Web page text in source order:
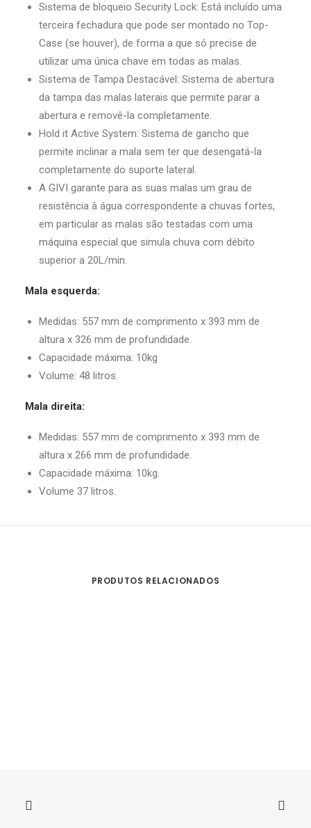
Sistema de bloqueio Security Lock: Está incluído uma
terceira fechadura que pode ser montado no Top-
Case (se houver), de forma a que só precise de
utilizar uma única chave em todas as malas.
Sistema de Tampa Destacável: Sistema de abertura
da tampa das malas laterais que permite parar a
abertura e removê-la completamente.
Hold it Active System: Sistema de gancho que
permite inclinar a mala sem ter que desengatá-la
completamente do suporte lateral.
A GIVI garante para as suas malas um grau de
resistência à água correspondente a chuvas fortes,
em particular as malas são testadas com uma
máquina especial que simula chuva com débito
superior a 20L/min.
Mala esquerda:
Medidas: 557 mm de comprimento x 393 mm de
altura x 326 mm de profundidade.
Capacidade máxima: 10kg
Volume: 48 litros.
Mala direita:
Medidas: 557 mm de comprimento x 393 mm de
altura x 266 mm de profundidade.
Capacidade máxima: 10kg.
Volume 37 litros.
PRODUTOS RELACIONADOS